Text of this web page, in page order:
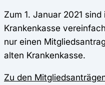
Zum 1. Januar 2021
Krankenkasse
nur einen
alten Krankenkasse.
Zu den